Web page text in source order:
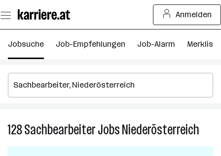
Seiteninhalt
springen
Anmelden
Jobsuche Job-Empfehlungen Job-Alarm Merkliste
128SachbearbeiterJobsNiederösterreich
Jobs